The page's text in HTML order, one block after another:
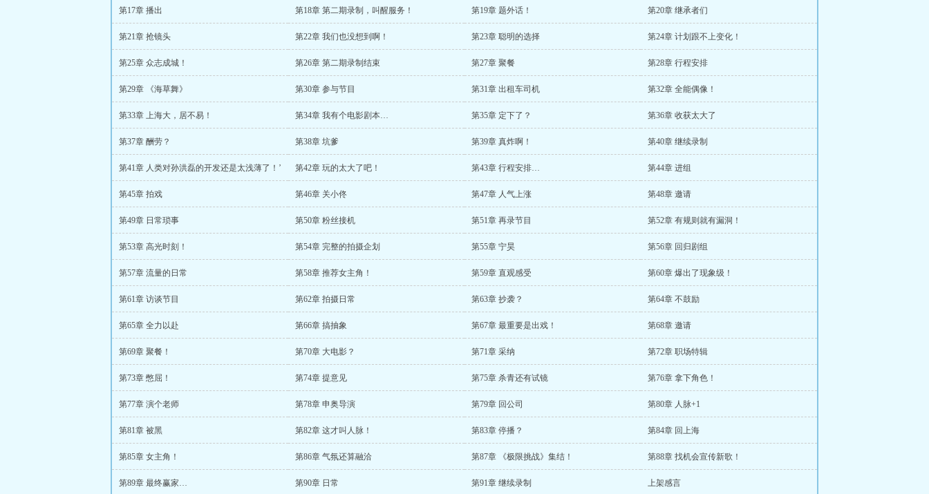
第17章 播出 第18章 第二期录制，叫醒服务！ 第19章 题外话！ 第20章 继承者们
第21章 抢镜头 第22章 我们也没想到啊！ 第23章 聪明的选择 第24章 计划跟不上变化！
第25章 众志成城！ 第26章 第二期录制结束 第27章 聚餐 第28章 行程安排
第29章 《海草舞》 第30章 参与节目 第31章 出租车司机 第32章 全能偶像！
第33章 上海大，居不易！ 第34章 我有个电影剧本… 第35章 定下了？ 第36章 收获太大了
第37章 酬劳？ 第38章 坑爹 第39章 真炸啊！ 第40章 继续录制
第41章 人类对孙洪磊的开发还是太浅薄了！’ 第42章 玩的太大了吧！ 第43章 行程安排… 第44章 进组
第45章 拍戏 第46章 关小佟 第47章 人气上涨 第48章 邀请
第49章 日常琐事 第50章 粉丝接机 第51章 再录节目 第52章 有规则就有漏洞！
第53章 高光时刻！ 第54章 完整的拍摄企划 第55章 宁昊 第56章 回归剧组
第57章 流量的日常 第58章 推荐女主角！ 第59章 直观感受 第60章 爆出了现象级！
第61章 访谈节目 第62章 拍摄日常 第63章 抄袭？ 第64章 不鼓励
第65章 全力以赴 第66章 搞抽象 第67章 最重要是出戏！ 第68章 邀请
第69章 聚餐！ 第70章 大电影？ 第71章 采纳 第72章 职场特辑
第73章 憋屈！ 第74章 提意见 第75章 杀青还有试镜 第76章 拿下角色！
第77章 演个老师 第78章 申奥导演 第79章 回公司 第80章 人脉+1
第81章 被黑 第82章 这才叫人脉！ 第83章 停播？ 第84章 回上海
第85章 女主角！ 第86章 气氛还算融洽 第87章 《极限挑战》集结！ 第88章 找机会宣传新歌！
第89章 最终赢家… 第90章 日常 第91章 继续录制 上架感言